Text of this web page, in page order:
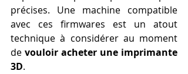
précises. Une machine compatible
avec ces firmwares est un atout
technique à considérer au moment
de vouloir acheter une imprimante
3D.